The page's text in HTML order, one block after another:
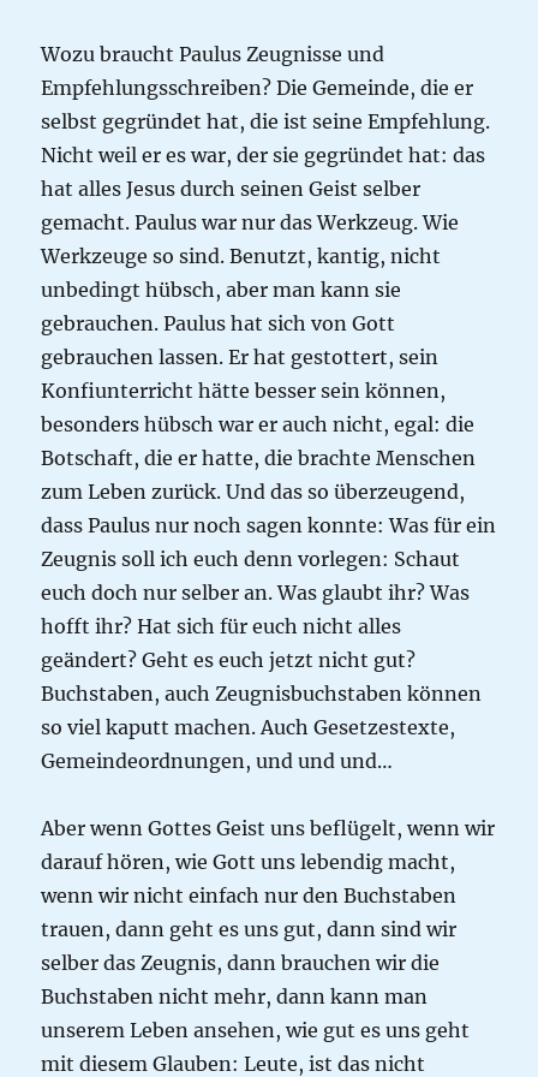
Wozu braucht Paulus Zeugnisse und
Empfehlungsschreiben? Die Gemeinde, die er
selbst gegründet hat, die ist seine Empfehlung.
Nicht weil er es war, der sie gegründet hat: das
hat alles Jesus durch seinen Geist selber
gemacht. Paulus war nur das Werkzeug. Wie
Werkzeuge so sind. Benutzt, kantig, nicht
unbedingt hübsch, aber man kann sie
gebrauchen. Paulus hat sich von Gott
gebrauchen lassen. Er hat gestottert, sein
Konfiunterricht hätte besser sein können,
besonders hübsch war er auch nicht, egal: die
Botschaft, die er hatte, die brachte Menschen
zum Leben zurück. Und das so überzeugend,
dass Paulus nur noch sagen konnte: Was für ein
Zeugnis soll ich euch denn vorlegen: Schaut
euch doch nur selber an. Was glaubt ihr? Was
hofft ihr? Hat sich für euch nicht alles
geändert? Geht es euch jetzt nicht gut?
Buchstaben, auch Zeugnisbuchstaben können
so viel kaputt machen. Auch Gesetzestexte,
Gemeindeordnungen, und und und…
Aber wenn Gottes Geist uns beflügelt, wenn wir
darauf hören, wie Gott uns lebendig macht,
wenn wir nicht einfach nur den Buchstaben
trauen, dann geht es uns gut, dann sind wir
selber das Zeugnis, dann brauchen wir die
Buchstaben nicht mehr, dann kann man
unserem Leben ansehen, wie gut es uns geht
mit diesem Glauben: Leute, ist das nicht